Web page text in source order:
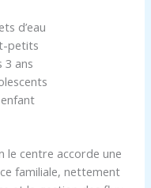
d’eau
petits
3 ans
le centre accorde une
familiale, nettement